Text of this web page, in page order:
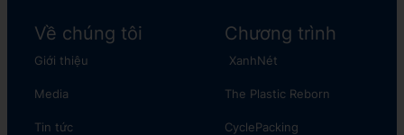
Về chúng tôi
Giới thiệu
Media
Tin tức
Chương trình
XanhNét
The Plastic Reborn
CyclePacking